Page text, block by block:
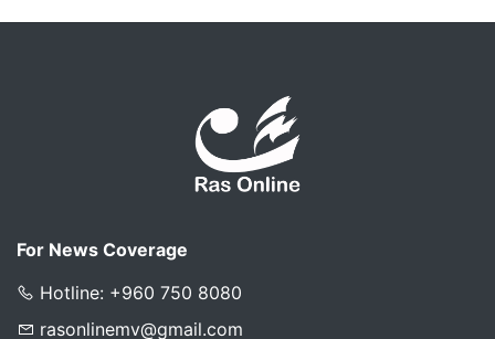
For News Coverage
Hotline: +960 750 8080
rasonlinemv@gmail.com